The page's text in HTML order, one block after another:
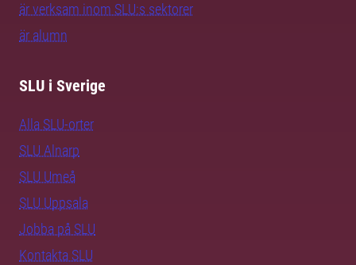
är verksam inom SLU:s sektorer
är alumn
SLU i Sverige
Alla SLU-orter
SLU Alnarp
SLU Umeå
SLU Uppsala
Jobba på SLU
Kontakta SLU